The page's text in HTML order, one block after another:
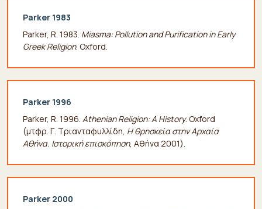
Parker 1983
Parker, R. 1983. Miasma: Pollution and Purification in Early
Greek Religion. Oxford.
Parker 1996
Parker, R. 1996. Athenian Religion: A History. Oxford
(μτφρ. Γ. Τριανταφυλλίδη, Η θρησκεία στην Αρχαία
Αθήνα. Ιστορική επισκόπηση, Αθήνα 2001).
Parker 2000